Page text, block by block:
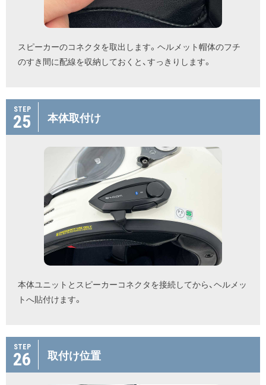
スピーカーのコネクタを取出します。ヘルメット帽体のフチ
のすき間に配線を収納しておくと、すっきりします。
STEP
25 本体取付け
本体ユニットとスピーカーコネクタを接続してから、ヘルメッ
トへ貼付けます。
STEP
26 取付け位置